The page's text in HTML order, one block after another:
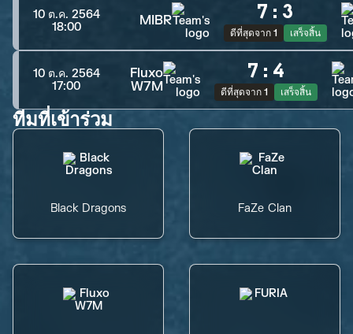
10 ต.ค. 2564
18:00
MIBR 7 : 3
ดีที่สุดจาก 1 เสร็จสิ้น
10 ต.ค. 2564
17:00
Fluxo
W7M
7 : 4
ดีที่สุดจาก 1 เสร็จสิ้น
ทีมที่เข้าร่วม
Black Dragons FaZe Clan